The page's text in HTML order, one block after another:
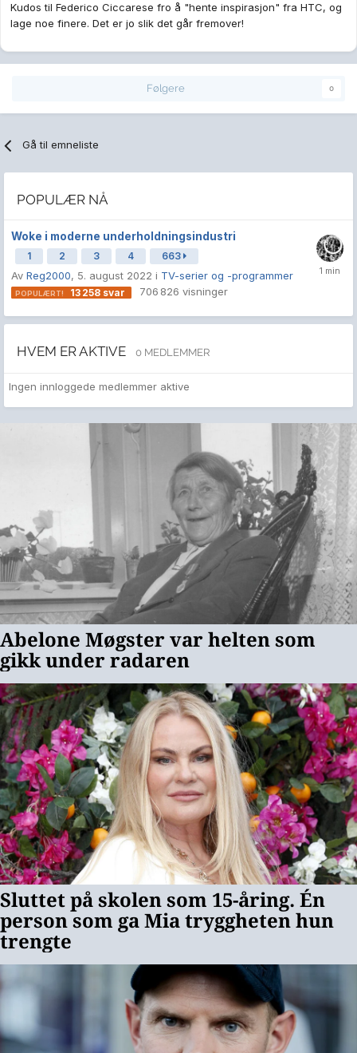
Kudos til Federico Ciccarese fro å "hente inspirasjon" fra HTC, og
lage noe finere. Det er jo slik det går fremover!
Følgere 0
Gå til emneliste
POPULÆR NÅ
Woke i moderne underholdningsindustri
1 2 3 4 663
Av Reg2000, 5. august 2022 i TV-serier og -programmer
13 258 svar 706 826 visninger
HVEM ER AKTIVE 0 MEDLEMMER
Ingen innloggede medlemmer aktive